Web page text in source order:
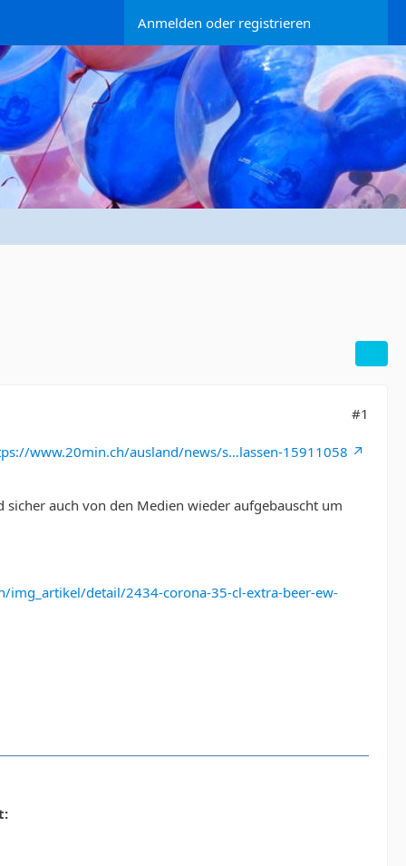
Anmelden oder registrieren
#1
www.20min.ch/ausland/news/s…lassen-15911058
auch von den Medien wieder aufgebauscht um
img_artikel/detail/2434-corona-35-cl-extra-beer-ew-